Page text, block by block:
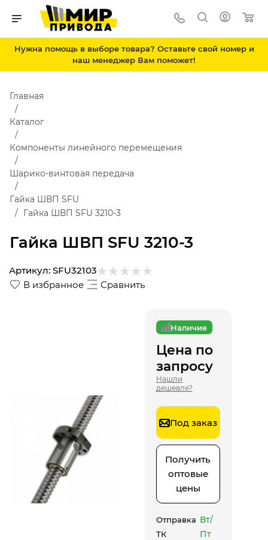
Нужна помощь в выборе товара? Оставьте свой номер и
наш менеджер Вам поможет!
Гайка ШВП SFU 3210-3
Главная
Каталог
Компоненты линейного перемещения
Шарико-винтовая передача
Гайка ШВП SFU
Гайка ШВП SFU 3210-3
В избранное Сравнить
Артикул: SFU32103
Наличие
Цена по
запросу
Нашли
дешевле?
Под заказ
Получить
оптовые
цены
Отправка
ТК
Вт/
Пт